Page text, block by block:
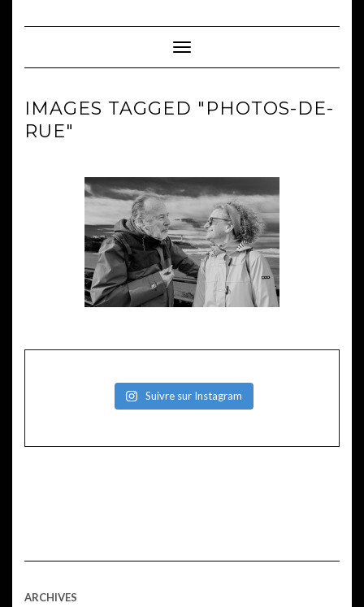
Toggle Navigation
IMAGES TAGGED "PHOTOS-DE-
RUE"
Suivre sur Instagram
ARCHIVES